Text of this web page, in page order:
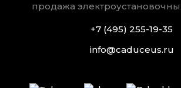
продажа
+7 (495) 255-19-35
info@caduceus.ru